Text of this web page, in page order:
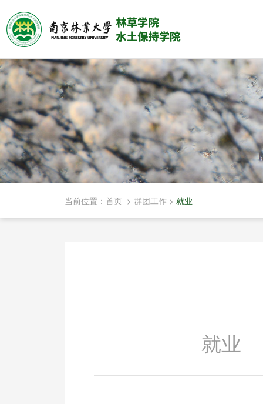
当前位置： 首页 > 群团工作 > 就业
就业